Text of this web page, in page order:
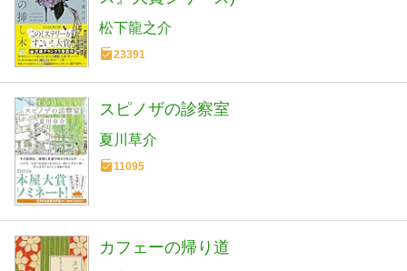
松下龍之介
23391
スピノザの診察室
夏川草介
11095
カフェーの帰り道